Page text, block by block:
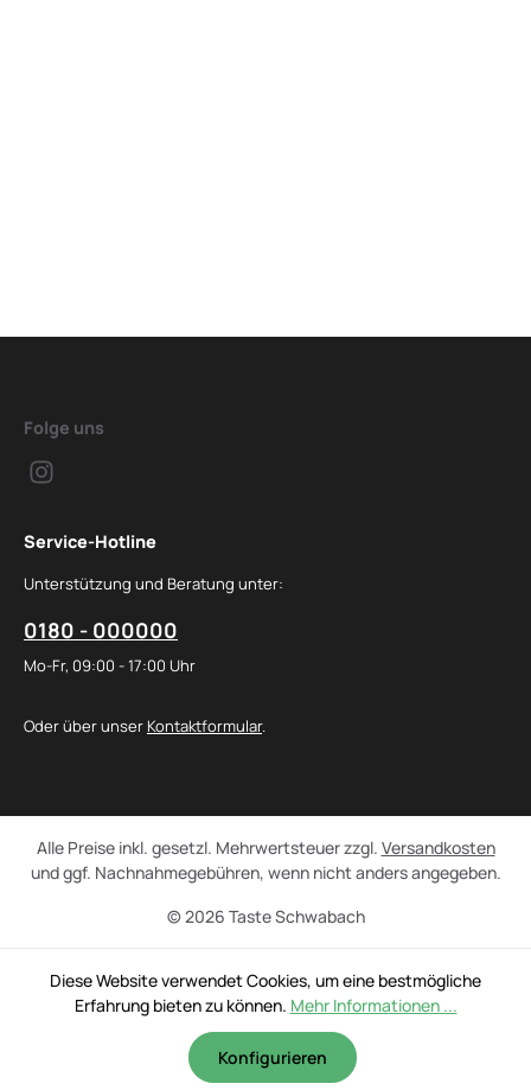
Folge uns
Service-Hotline
Unterstützung und Beratung unter:
0180 - 000000
Mo-Fr, 09:00 - 17:00 Uhr
Oder über unser Kontaktformular.
© 2026 Taste Schwabach
Alle Preise inkl. gesetzl. Mehrwertsteuer zzgl. Versandkosten
und ggf. Nachnahmegebühren, wenn nicht anders angegeben.
Diese Website verwendet Cookies, um eine bestmögliche
Erfahrung bieten zu können. Mehr Informationen ...
Konfigurieren